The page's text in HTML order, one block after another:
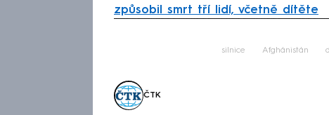
způsobil smrt tří lidí, včetně dítěte
silnice Afghánistán
ČTK